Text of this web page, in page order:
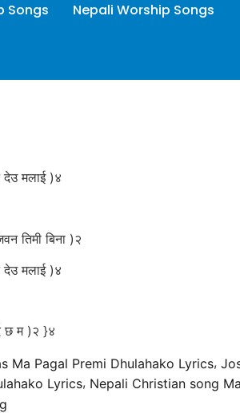
Songs Nepali Worship Songs
देउ मलाई )४
तिमी बिना )२
देउ मलाई )४
छ म )२ }४
Ma Pagal Premi Dhulahako Lyrics,
Lyrics, Nepali Christian song